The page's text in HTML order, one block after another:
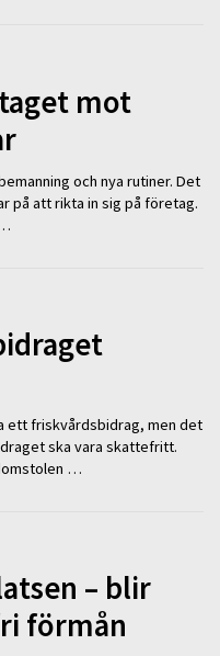
mot
och nya rutiner. Det
på att rikta in sig på företag.
ett friskvårdsbidrag, men det
ska vara skattefritt.
…
– blir
förmån